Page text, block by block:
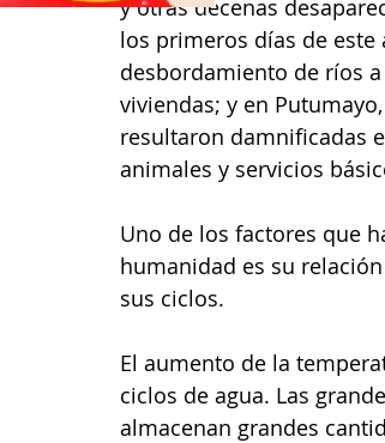
y otras decenas
los primeros días de este
desbordamiento de ríos
viviendas; y en
resultaron damnificadas
animales y servicios
Uno de los factores que
humanidad es su
sus ciclos.
El aumento de la
ciclos de agua. Las
almacenan grandes